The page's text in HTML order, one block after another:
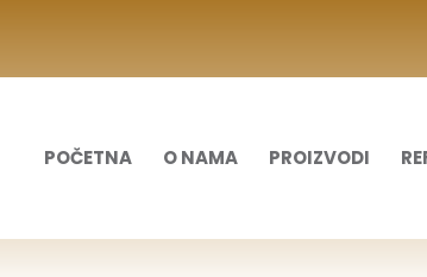
POČETNA O NAMA PROIZVODI